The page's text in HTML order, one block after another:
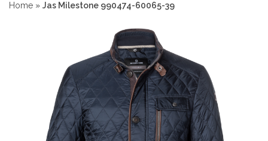
Home » Jas Milestone 990474-60065-39